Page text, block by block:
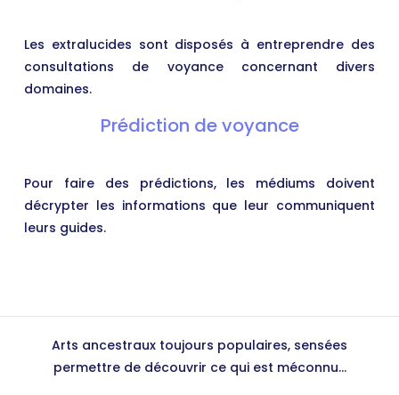
Les extralucides sont disposés à entreprendre des
consultations de voyance concernant divers
domaines.
Prédiction de voyance
Pour faire des prédictions, les médiums doivent
décrypter les informations que leur communiquent
leurs guides.
Arts ancestraux toujours populaires, sensées
permettre de découvrir ce qui est méconnu...